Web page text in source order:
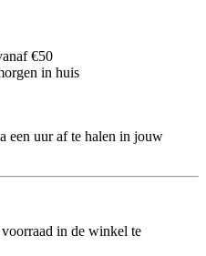
€50
in huis
een uur af te halen in jouw
in de winkel te